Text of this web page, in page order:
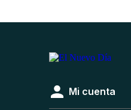
Mi cuenta